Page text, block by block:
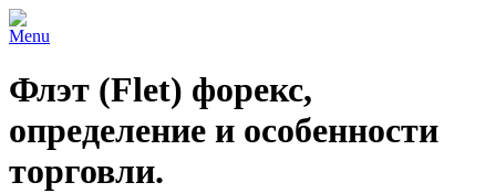
Menu
Флэт (Flet) форекс,
определение и особенности
торговли.